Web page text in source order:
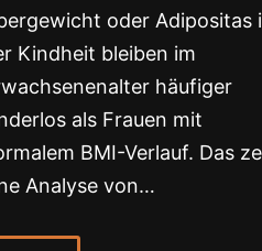
oder Adipositas
Kindheit bleiben im
häufiger
als Frauen mit
BMI-Verlauf. Das
Analyse von…